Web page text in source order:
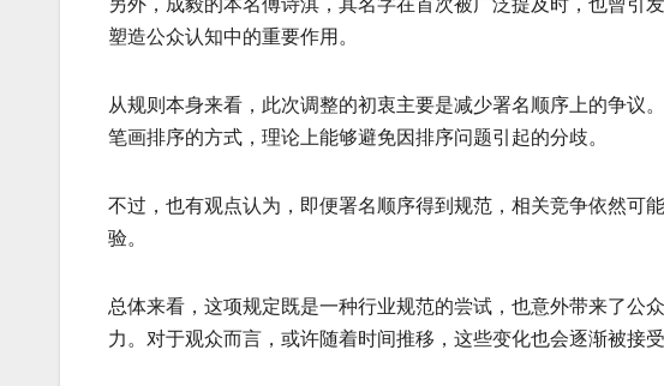
另外，成毅的本名傅诗淇，其名字在首次被广泛提及时，也曾引
塑造公众认知中的重要作用。
从规则本身来看，此次调整的初衷主要是减少署名顺序上的争议
笔画排序的方式，理论上能够避免因排序问题引起的分歧。
不过，也有观点认为，即便署名顺序得到规范，相关竞争依然可
验。
总体来看，这项规定既是一种行业规范的尝试，也意外带来了公
力。对于观众而言，或许随着时间推移，这些变化也会逐渐被接